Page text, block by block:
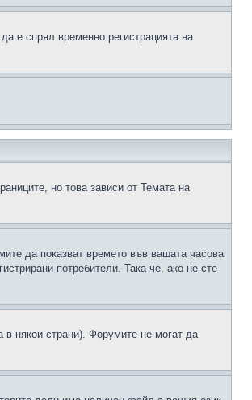
е спрял временно регистрацията на
но това зависи от Темата на
да показват времето във вашата часова
потребители. Така че, ако не сте
в някои страни). Форумите не могат да